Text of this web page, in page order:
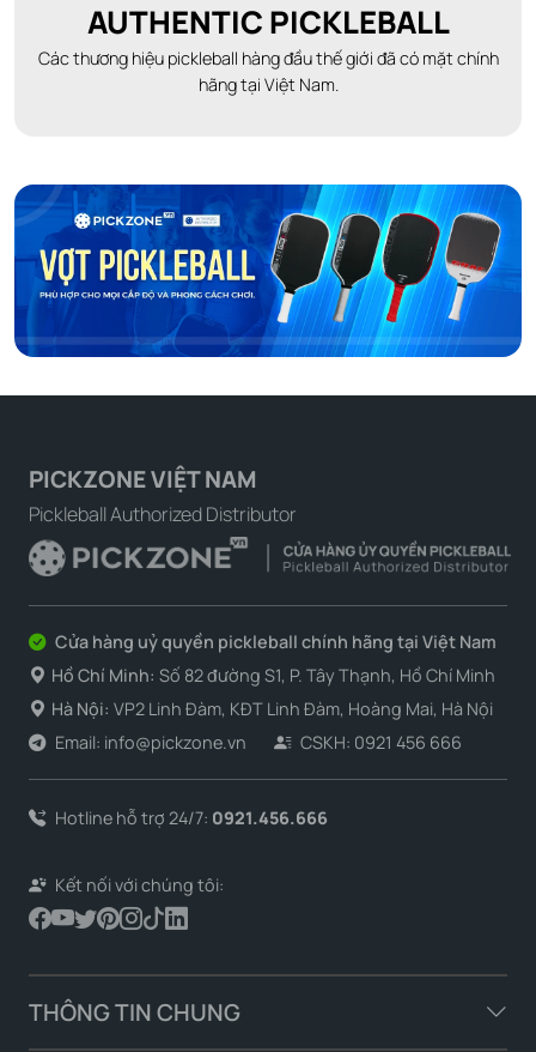
AUTHENTIC PICKLEBALL
Các thương hiệu pickleball hàng đầu thế giới đã có mặt chính
hãng tại Việt Nam.
PICKZONE VIỆT NAM
Pickleball Authorized Distributor
Cửa hàng uỷ quyền pickleball chính hãng tại Việt Nam
Hồ Chí Minh: Số 82 đường S1, P. Tây Thạnh, Hồ Chí Minh
Hà Nội: VP2 Linh Đàm, KĐT Linh Đàm, Hoàng Mai, Hà Nội
Email: info@pickzone.vn
CSKH: 0921 456 666
Hotline hỗ trợ 24/7: 0921.456.666
Kết nối với chúng tôi:
THÔNG TIN CHUNG